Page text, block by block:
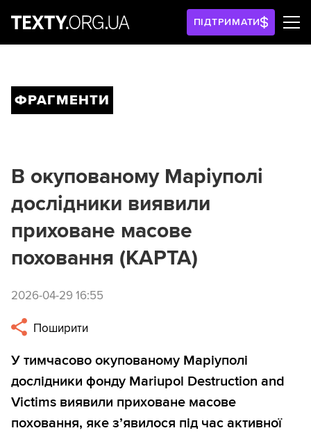
ПІДТРИМАТИ
ФРАГМЕНТИ
В окупованому Маріуполі
дослідники виявили
приховане масове
поховання (КАРТА)
2026-04-29 16:55
Поширити
У тимчасово окупованому Маріуполі
дослідники фонду Mariupol Destruction and
Victims виявили приховане масове
поховання, яке з’явилося під час активної